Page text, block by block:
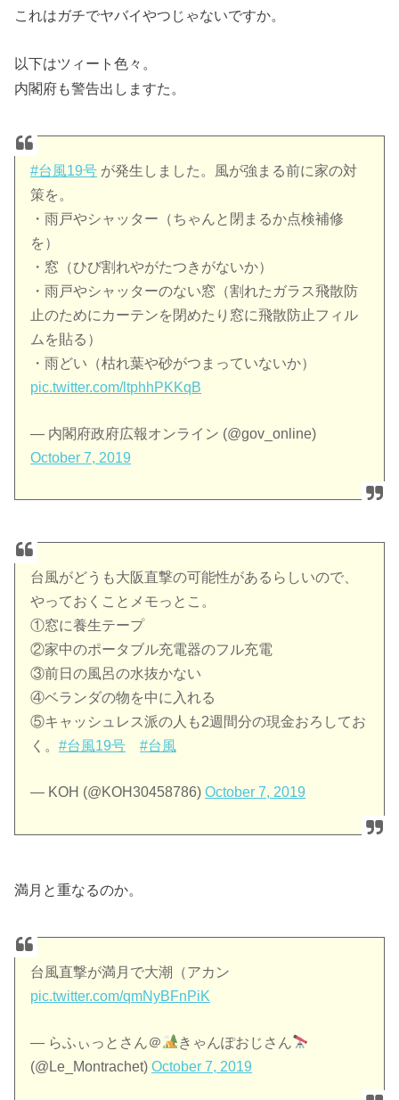
これはガチでヤバイやつじゃないですか。
以下はツィート色々。
内閣府も警告出しますた。
#台風19号 が発生しました。風が強まる前に家の対
策を。
・雨戸やシャッター（ちゃんと閉まるか点検補修
を）
・窓（ひび割れやがたつきがないか）
・雨戸やシャッターのない窓（割れたガラス飛散防
止のためにカーテンを閉めたり窓に飛散防止フィル
ムを貼る）
・雨どい（枯れ葉や砂がつまっていないか）
pic.twitter.com/ltphhPKKqB
— 内閣府政府広報オンライン (@gov_online)
October 7, 2019
台風がどうも大阪直撃の可能性があるらしいので、
やっておくことメモっとこ。
①窓に養生テープ
②家中のポータブル充電器のフル充電
③前日の風呂の水抜かない
④ベランダの物を中に入れる
⑤キャッシュレス派の人も2週間分の現金おろしてお
く。#台風19号 #台風
— KOH (@KOH30458786)October 7, 2019
満月と重なるのか。
台風直撃が満月で大潮（アカン
pic.twitter.com/qmNyBFnPiK
— らふぃっとさん＠
きゃんぽおじさん
(@Le_Montrachet)October 7, 2019